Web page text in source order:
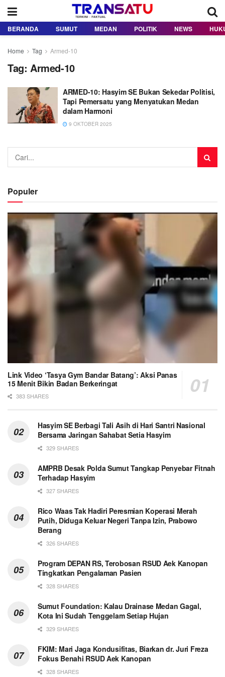
BERANDA SUMUT MEDAN POLITIK NEWS
Home Tag Armed-10
Tag: Armed-10
ARMED-10: Hasyim SE Bukan Sekedar Politisi,
Tapi Pemersatu yang Menyatukan Medan
dalam Harmoni
9 OKTOBER 2025
Populer
Link Video ‘Tasya Gym Bandar Batang’: Aksi Panas
15 Menit Bikin Badan Berkeringat
383 SHARES
Hasyim SE Berbagi Tali Asih di Hari Santri Nasional
Bersama Jaringan Sahabat Setia Hasyim
329 SHARES
AMPRB Desak Polda Sumut Tangkap Penyebar Fitnah
Terhadap Hasyim
327 SHARES
Rico Waas Tak Hadiri Peresmian Koperasi Merah
Putih, Diduga Keluar Negeri Tanpa Izin, Prabowo
Berang
326 SHARES
Program DEPAN RS, Terobosan RSUD Aek Kanopan
Tingkatkan Pengalaman Pasien
328 SHARES
Sumut Foundation: Kalau Drainase Medan Gagal,
Kota Ini Sudah Tenggelam Setiap Hujan
329 SHARES
FKIM: Mari Jaga Kondusifitas, Biarkan dr. Juri Freza
Fokus Benahi RSUD Aek Kanopan
328 SHARES